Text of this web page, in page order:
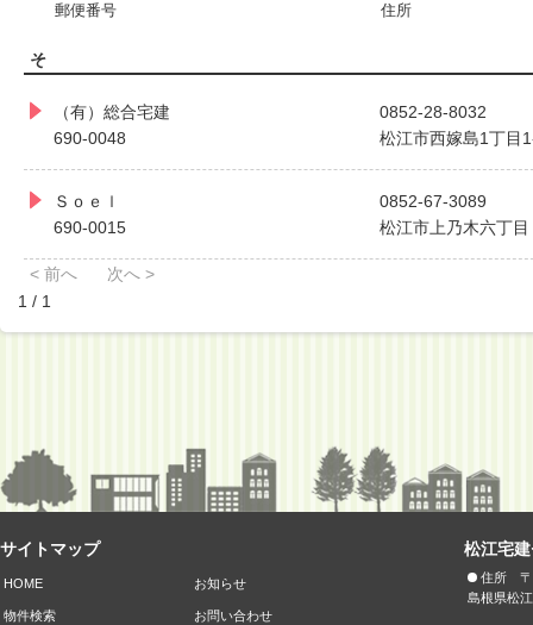
郵便番号
住所
そ
（有）総合宅建
0852-28-8032
690-0048
松江市西嫁島1丁目
Ｓｏｅｌ
0852-67-3089
690-0015
松江市上乃木六丁
< 前へ
次へ >
1 / 1
サイトマップ
HOME
物件検索
お知らせ
お問い合わせ
松江宅
住所 〒
島根県松